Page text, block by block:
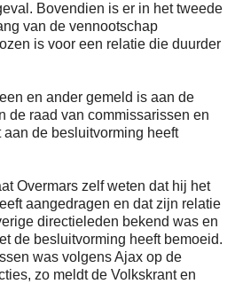
Bovendien is er in het tweede
van de vennootschap
is voor een relatie die duurder
en ander gemeld is aan de
de raad van commissarissen en
de besluitvorming heeft
Overmars zelf weten dat hij het
aangedragen en dat zijn relatie
directieleden bekend was en
de besluitvorming heeft bemoeid.
was volgens Ajax op de
zo meldt de Volkskrant en